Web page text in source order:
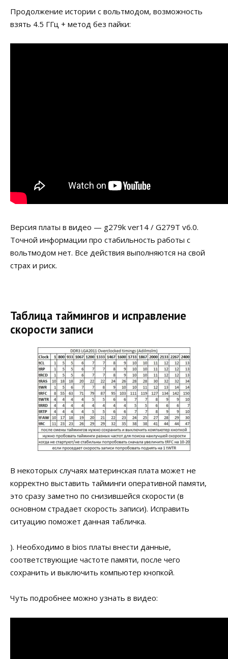
Продолжение истории с вольтмодом, возможность
взять 4.5 ГГц + метод без пайки:
Версия платы в видео — g279k ver14 / G279T v6.0.
Точной информации про стабильность работы с
вольтмодом нет. Все действия выполняются на свой
страх и риск.
Таблица таймингов и исправление
скорости записи
В некоторых случаях материнская плата может не
корректно выставить тайминги оперативной памяти,
это сразу заметно по снизившейся скорости (в
основном страдает скорость записи). Исправить
ситуацию поможет данная табличка.
). Необходимо в bios платы внести данные,
соответствующие частоте памяти, после чего
сохранить и выключить компьютер кнопкой.
Чуть подробнее можно узнать в видео: